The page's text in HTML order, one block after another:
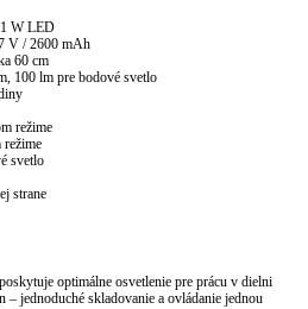
W LED
V / 2600 mAh
60 cm
100 lm pre bodové svetlo
režime
svetlo
strane
optimálne osvetlenie pre prácu v dielni
jednoduché skladovanie a ovládanie jednou